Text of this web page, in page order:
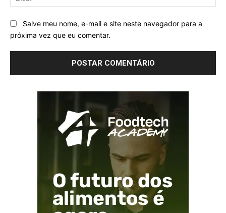
Salve meu nome, e-mail e site neste navegador para a
próxima vez que eu comentar.